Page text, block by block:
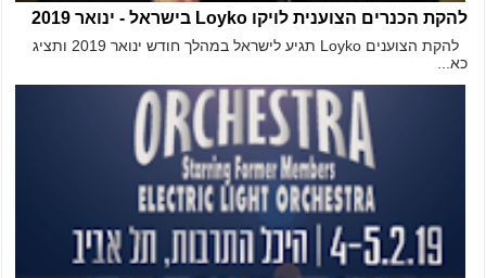
להקת הכנרים הצוענית לויקו Loyko בישראל - ינואר 2019
להקת הצוענים Loyko תגיע לישראל במהלך חודש ינואר 2019 ותציג
כא...